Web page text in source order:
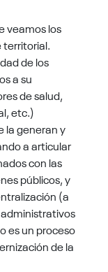
veamos los
territorial.
de los
a su
de salud,
etc.)
la generan y
a articular
con las
públicos, y
(a
es un proceso
de la